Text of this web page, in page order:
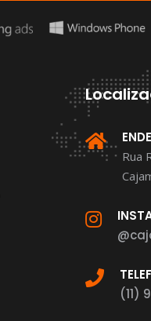
Rua
(11)